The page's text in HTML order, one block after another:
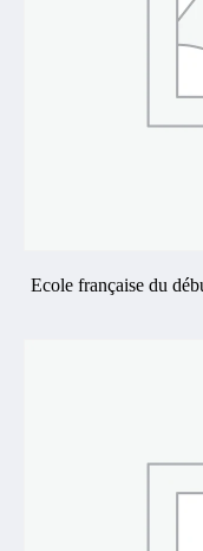
Ecole française du